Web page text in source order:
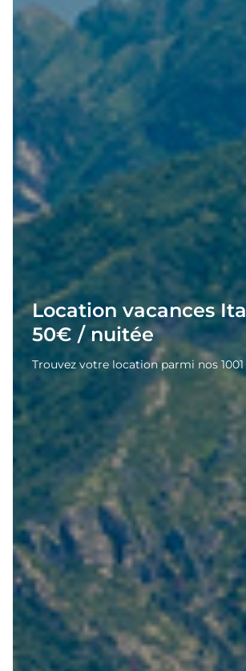
Location vacances
50€ / nuitée
Trouvez votre location parmi nos